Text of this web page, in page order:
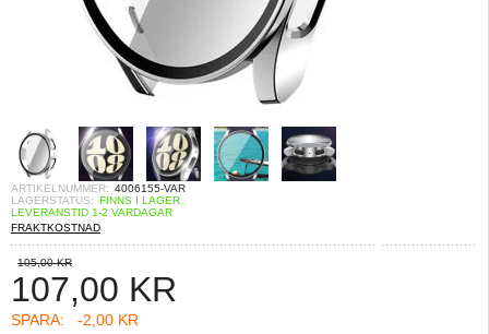
ARTIKELNUMMER: 4006155-VAR
LAGERSTATUS: FINNS I LAGER.
LEVERANSTID 1-2 VARDAGAR
FRAKTKOSTNAD
105,00 KR
107,00 KR
SPARA: -2,00 KR